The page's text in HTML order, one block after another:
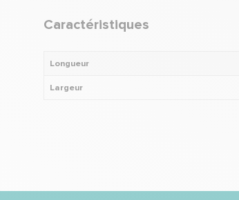
Caractéristiques
Longueur
Largeur